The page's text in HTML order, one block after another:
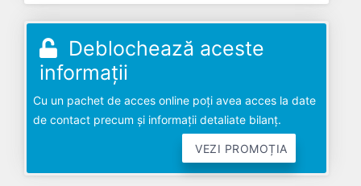
Deblochează aceste
informații
Cu un pachet de acces online poți avea acces la date
de contact precum și informații detaliate bilanț.
VEZI PROMOȚIA